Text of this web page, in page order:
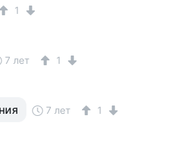
1
7 лет 1
7 лет 1